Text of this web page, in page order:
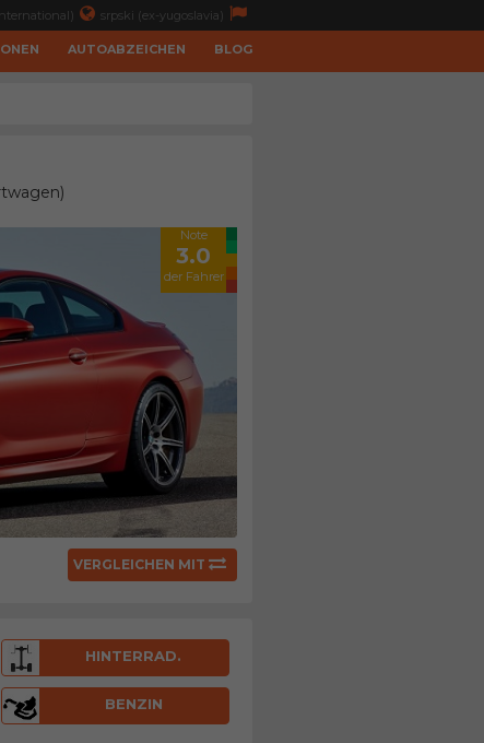
srpski (ex-yugoslavia)
AUTOABZEICHEN BLOG
Note
3.0
der Fahrer
VERGLEICHEN MIT
HINTERRAD.
BENZIN